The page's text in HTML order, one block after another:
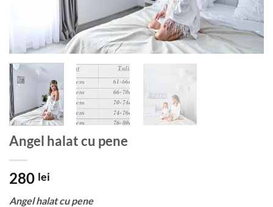
Angel halat cu pene
280 lei
Angel halat cu pene